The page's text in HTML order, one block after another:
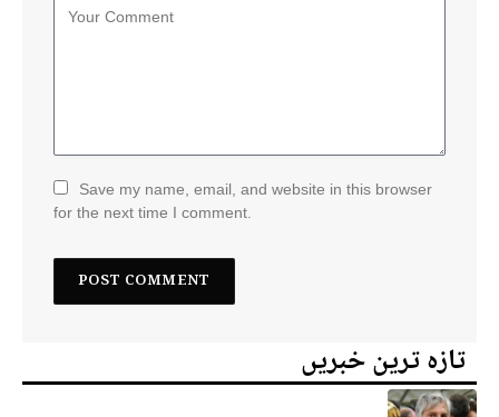
Save my name, email, and website in this browser
for the next time I comment.
تازہ ترین خبریں